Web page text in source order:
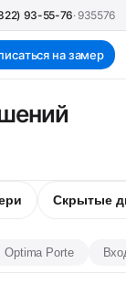
93-55-76· 935576
на замер
Скрытые
Optima Porte